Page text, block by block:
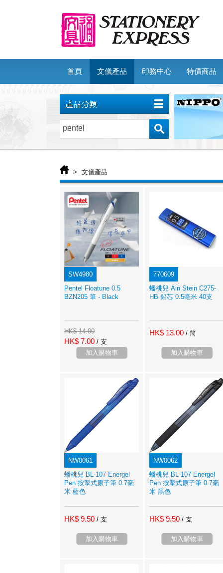
首頁 文儀產品 印務中心 特價商品
> 文儀產品
SW4980
Pentel Floatune 0.5
BZN205 筆 - Black
HK$ 14.00
HK$ 7.00 / 支
加入購物車
770609
蟠桃兒 Ain Stein C275-
HB 鉛芯 0.5亳米 40支
HK$ 13.00 / 筒
加入購物車
NW0061
蟠桃兒 BL-107 Energel
Pen 按掣式原子筆 0.7毫
米 藍色
HK$ 9.50 / 支
加入購物車
NW0062
蟠桃兒 BL-107 Energel
Pen 按掣式原子筆 0.7毫
米 黑色
HK$ 9.50 / 支
加入購物車